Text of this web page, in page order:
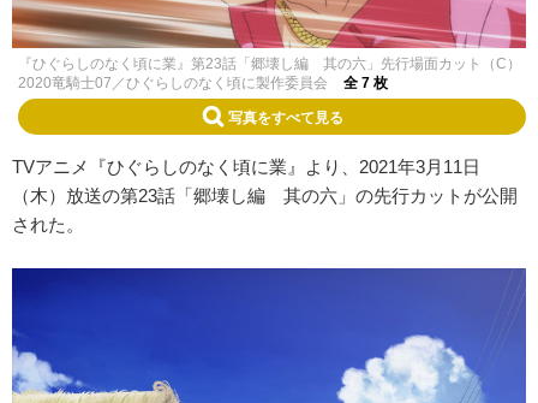
『ひぐらしのなく頃に業』第23話「郷壊し編 其の六」先行場面カット（C）
2020竜騎士07／ひぐらしのなく頃に製作委員会
全 7 枚
写真をすべて見る
TVアニメ『ひぐらしのなく頃に業』より、2021年3月11日
（木）放送の第23話「郷壊し編 其の六」の先行カットが公開
された。